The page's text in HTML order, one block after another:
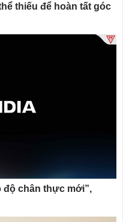
thiếu để hoàn tất góc
độ chân thực mới”,